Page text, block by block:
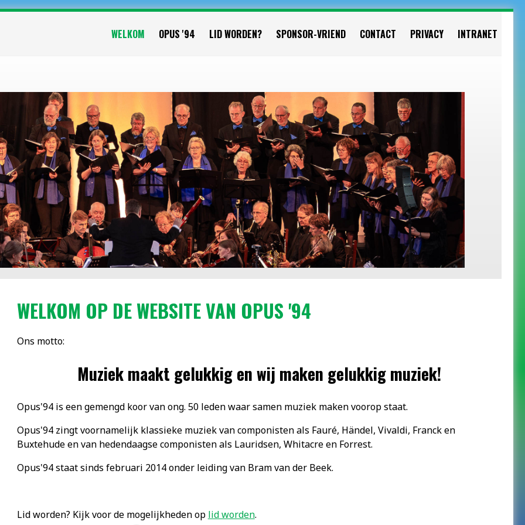
WELKOM OPUS '94 LID WORDEN? SPONSOR-VRIEND CONTACT PRIVACY INTRANET
WELKOM OP DE WEBSITE VAN OPUS '94
Ons motto:
Muziek maakt gelukkig en wij maken gelukkig muziek!
Opus'94 is een gemengd koor van ong. 50 leden waar samen muziek maken voorop staat.
Opus'94 zingt voornamelijk klassieke muziek van componisten als Fauré, Händel, Vivaldi, Franck en
Buxtehude en van hedendaagse componisten als Lauridsen, Whitacre en Forrest.
Opus'94 staat sinds februari 2014 onder leiding van Bram van der Beek.
Lid worden? Kijk voor de mogelijkheden op lid worden.